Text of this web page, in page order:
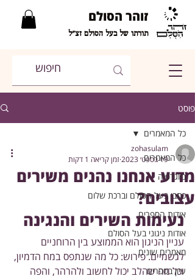
זוהר הסולם
תורתו של בעל הסולם זצ"ל
פוסט
כל המאמרים
ביוגרפיה
כתבי בעל הסולם וברכת שלום
אודות הספרים
אודות ניגוני בעל הסולם
מאמרים שונים
עיון בספרים
כל המאמרים
מדוע אנחנו נהנים משירים
עצובים?
zohasulam
19 בספט׳ 2023
זמן קריאה 1 דקות
נעימות השירים והנגינה
עניין הניגון הוא הממוצע בין הרוחניים
לגשמיים. פירוש: כל מה שנתפס במח הדמיון,
וכל מה שהלב יכול לחשוב ולהרהר, והפה